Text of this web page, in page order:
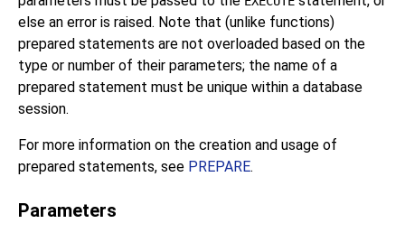
else an error is raised. Note that (unlike functions)
prepared statements are not overloaded based on the
type or number of their parameters; the name of a
prepared statement must be unique within a database
session.
For more information on the creation and usage of
prepared statements, see PREPARE.
Parameters